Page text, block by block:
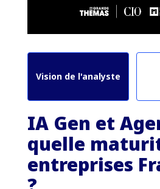
Vision de l'analyste
IA Gen et
quelle
entreprises